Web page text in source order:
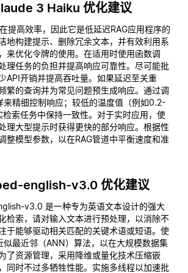
3 Haiku 优化建议
提高效率，因此它是低延迟RAG应用程序的
地构建提示、删除冗余文本，并有效利用系
来优化令牌的使用。在适用时使用函数调
理任务的负担并提高响应可靠性。尽可能批
API开销并提高吞吐量。如果延迟至关重
繁的查询并为常见问题预生成响应。通过调
精细控制响应；较低的温度值（例如0.2-
索任务中保持一致性。对于实时应用，使
理大型提示时获得更快的部分响应。根据性
整模型参数，以在RAG管道中平衡速度和准
english-v3.0 优化建议
v3.0 是一种专为英语文本设计的强大
检索，请对输入文本进行预处理，以消除不
于能够驱动相关匹配的关键术语或短语。使
似最近邻（ANN）算法，以在大规模数据集
了资源管理，采用降维或量化技术压缩嵌
同时不过多牺牲性能。实施多线程以加速批